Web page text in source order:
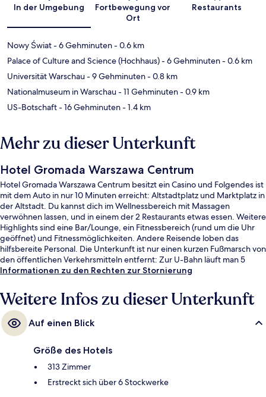
In der Umgebung
Fortbewegung vor
Ort
Restaurants
Nowy Świat- 6 Gehminuten- 0.6 km
Palace of Culture and Science (Hochhaus)- 6 Gehminuten- 0.6 km
Universität Warschau- 9 Gehminuten- 0.8 km
Nationalmuseum in Warschau- 11 Gehminuten- 0.9 km
US-Botschaft- 16 Gehminuten- 1.4 km
Mehr zu dieser Unterkunft
Hotel Gromada Warszawa Centrum
Hotel Gromada Warszawa Centrum besitzt ein Casino und Folgendes ist
mit dem Auto in nur 10 Minuten erreicht: Altstadtplatz und Marktplatz in
der Altstadt. Du kannst dich im Wellnessbereich mit Massagen
verwöhnen lassen, und in einem der 2 Restaurants etwas essen. Weitere
Highlights sind eine Bar/Lounge, ein Fitnessbereich (rund um die Uhr
geöffnet) und Fitnessmöglichkeiten. Andere Reisende loben das
hilfsbereite Personal. Die Unterkunft ist nur einen kurzen Fußmarsch von
den öffentlichen Verkehrsmitteln entfernt: Zur U-Bahn läuft man 5
Minuten (Straßenbahnhaltestelle Krucza 06) bzw. 6 Minuten (Station
Informationen zu den Rechten zur Stornierung
Weitere Infos zu dieser Unterkunft
Auf einen Blick
Größe des Hotels
313 Zimmer
Erstreckt sich über 6 Stockwerke